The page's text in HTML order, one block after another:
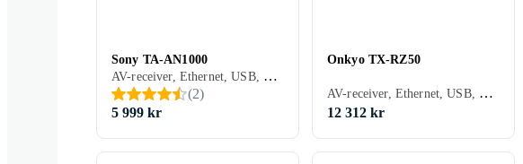
Sony TA-AN1000
AV-receiver, Ethernet, USB, HDMI, RCA-indgang, Koaksialindgang, Optisk indgang, Hovedtelefonudgang, 7, Apple AirPlay, Google Cast/Chromecast, Bluetooth, Fjernbetjening, Multizone (lyd/video flere rum), Indbygget D/A-konverter, Bi-amping
(2)
5 999 kr
Onkyo TX-RZ50
AV-receiver, Ethernet, USB, HDMI, RCA-indgang, RCA-udgang, Koaksialindgang, Optisk indgang, Phono-indgang, Pre-out, 11, Apple AirPlay, Spotify Connect, Google Cast/Chromecast, Tidal, Deezer, TuneIn, Play-Fi, Apple AirPlay 2, Amazon Music, DLNA, Bluetooth, Understøttelse af internetradio, Fjernbetjening, Indbygget Wi-Fi, Appstyring, Multizone (lyd/video flere rum), Bi-amping
12 312 kr